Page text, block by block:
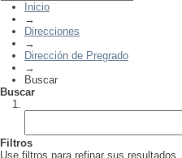
Inicio
→
Direcciones
→
Dirección de Pregrado
→
Buscar
Buscar
Filtros
Use filtros para refinar sus resultados.